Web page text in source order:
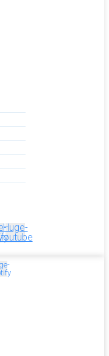
Huge-